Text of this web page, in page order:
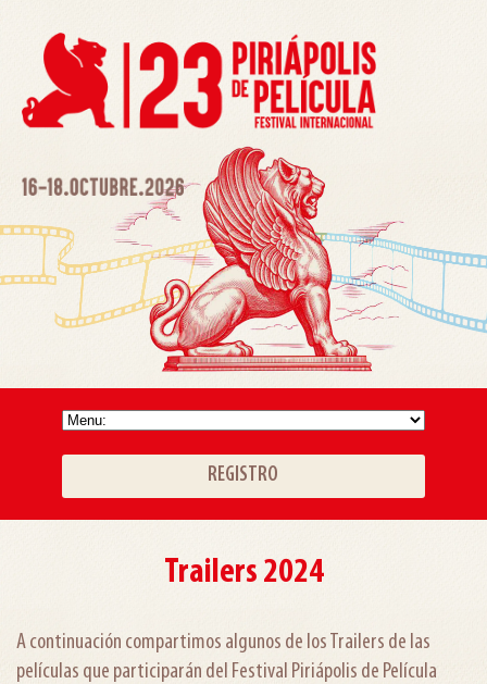
REGISTRO
Trailers 2024
A continuación compartimos algunos de los Trailers de las
películas que participarán del Festival Piriápolis de Película